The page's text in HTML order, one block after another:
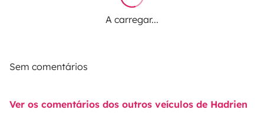
A carregar...
Sem comentários
Ver os comentários dos outros veículos de Hadrien